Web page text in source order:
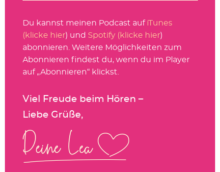
Du kannst meinen Podcast auf iTunes
(klicke hier) und Spotify (klicke hier)
abonnieren. Weitere Möglichkeiten zum
Abonnieren findest du, wenn du im Player
auf „Abonnieren“ klickst.
Viel Freude beim Hören –
Liebe Grüße,